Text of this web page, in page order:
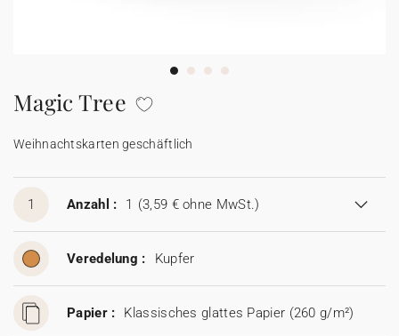
Aufkleber
Magic Tree
Weihnachtskarten geschäftlich
1 Anzahl : 1 (3,59 € ohne MwSt.)
Veredelung : Kupfer
Papier : Klassisches glattes Papier (260 g/m²)